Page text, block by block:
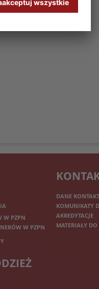
W PZPN
W PZPN
DANE
KOMUNIKATY
AKREDYTACJE
MATERIAŁY